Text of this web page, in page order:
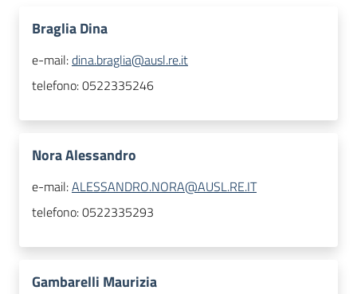
Braglia Dina
e-mail:dina.braglia@ausl.re.it
telefono:0522335246
Nora Alessandro
e-mail:ALESSANDRO.NORA@AUSL.RE.IT
telefono:0522335293
Gambarelli Maurizia